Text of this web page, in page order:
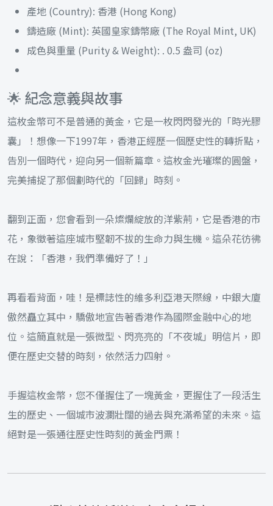
產地 (Country): 香港 (Hong Kong)
鑄造廠 (Mint): 英國皇家鑄幣廠 (The Royal Mint, UK)
成色與重量 (Purity & Weight): . 0.5 盎司 (oz)
🌟 紀念意義與故事
這枚金幣可不是普通的黃金，它是一枚閃閃發光的「時光膠
囊」！想像一下1997年，香港正經歷一個歷史性的轉折點，
告別一個時代，迎向另一個新篇章。這枚金光璀璨的圓盤，
完美捕捉了那個劃時代的「回歸」時刻。
翻到正面，您會看到一朵燦爛綻放的洋紫荊，它是香港的市
花，象徵著這座城市堅韌不拔的生命力與生機。這朵花彷彿
在說：「香港，我們準備好了！」
再看看背面，哇！是標誌性的維多利亞港天際線，中銀大廈
傲然矗立其中，驕傲地宣告著香港作為國際金融中心的地
位。這簡直就是一張微型、閃亮亮的「不夜城」明信片，即
便在歷史交替的時刻，依然活力四射。
手握這枚金幣，您不僅握住了一塊黃金，更握住了一段活生
生的歷史、一個城市波瀾壯闊的過去與充滿希望的未來。這
絕對是一張通往歷史性時刻的黃金門票！